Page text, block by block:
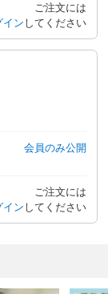
ご注文には
イン してください
会員のみ公開
ご注文には
イン してください